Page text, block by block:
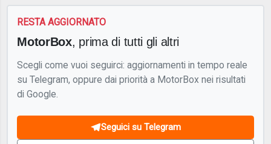
RESTA AGGIORNATO
MotorBox, prima di tutti gli altri
Scegli come vuoi seguirci: aggiornamenti in tempo reale
su Telegram, oppure dai priorità a MotorBox nei risultati
di Google.
Seguici su Telegram